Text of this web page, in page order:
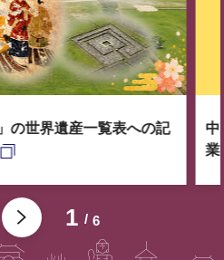
1 6
の世界遺産一覧表への記
中
業